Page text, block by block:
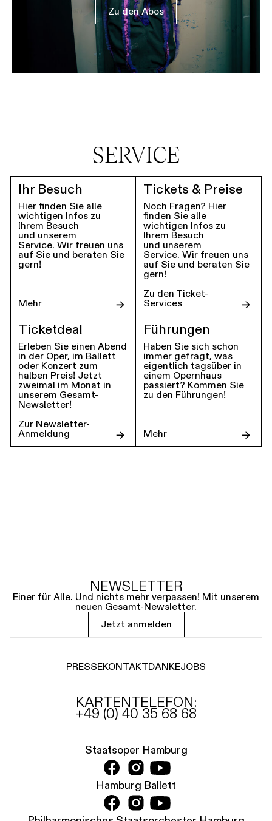
Zu den Abos
SERVICE
Ihr Besuch
Hier finden Sie alle
wichtigen Infos zu
Ihrem Besuch
und unserem
Service. Wir freuen uns
auf Sie und beraten Sie
gern!
Mehr
Tickets & Preise
Noch Fragen? Hier
finden Sie alle
wichtigen Infos zu
Ihrem Besuch
und unserem
Service. Wir freuen uns
auf Sie und beraten Sie
gern!
Zu den Ticket-
Services
Ticketdeal
Erleben Sie einen Abend
in der Oper, im Ballett
oder Konzert zum
halben Preis! Jetzt
zweimal im Monat in
unserem Gesamt-
Newsletter!
Zur Newsletter-
Anmeldung
Führungen
Haben Sie sich schon
immer gefragt, was
eigentlich tagsüber in
einem Opernhaus
passiert? Kommen Sie
zu den Führungen!
Mehr
NEWSLETTER
Einer für Alle. Und nichts mehr verpassen! Mit unserem
neuen Gesamt-Newsletter.
Jetzt anmelden
PRESSEKONTAKTDANKEJOBS
KARTENTELEFON:
+49 (0) 40 35 68 68
Staatsoper Hamburg
Hamburg Ballett